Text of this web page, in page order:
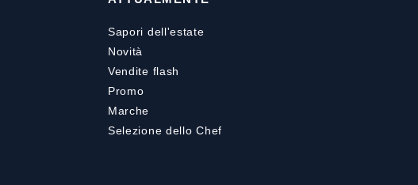
Sapori dell'estate
Novità
Vendite flash
Promo
Marche
Selezione dello Chef